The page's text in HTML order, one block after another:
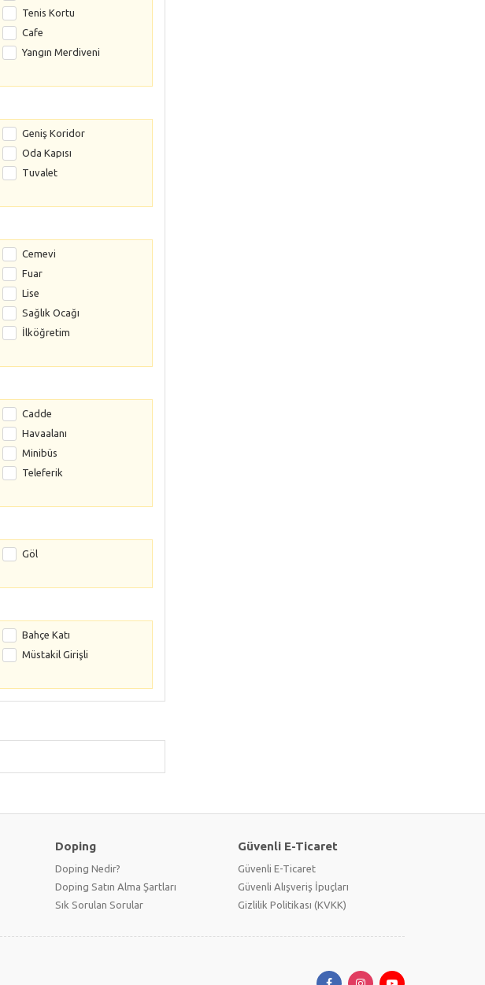
Tenis Kortu
Cafe
Yangın Merdiveni
Geniş Koridor
Oda Kapısı
Tuvalet
Cemevi
Fuar
Lise
Sağlık Ocağı
İlköğretim
Cadde
Havaalanı
Minibüs
Teleferik
Göl
Bahçe Katı
Müstakil Girişli
Doping
Doping Nedir?
Doping Satın Alma Şartları
Sık Sorulan Sorular
Güvenli E-Ticaret
Güvenli E-Ticaret
Güvenli Alışveriş İpuçları
Gizlilik Politikası (KVKK)